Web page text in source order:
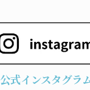
公式インスタグラ